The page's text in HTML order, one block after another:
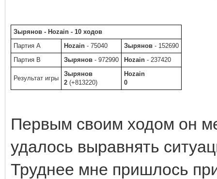
Зырянов - Hozain - 10 ходов
Партия A
Hozain - 75040 Зырянов - 152690
Партия B
Зырянов - 972990 Hozain - 237420
Результат игры
Зырянов
2 (+813220)
Hozain
0
Первым своим ходом он
удалось выравнять
Труднее мне пришлось